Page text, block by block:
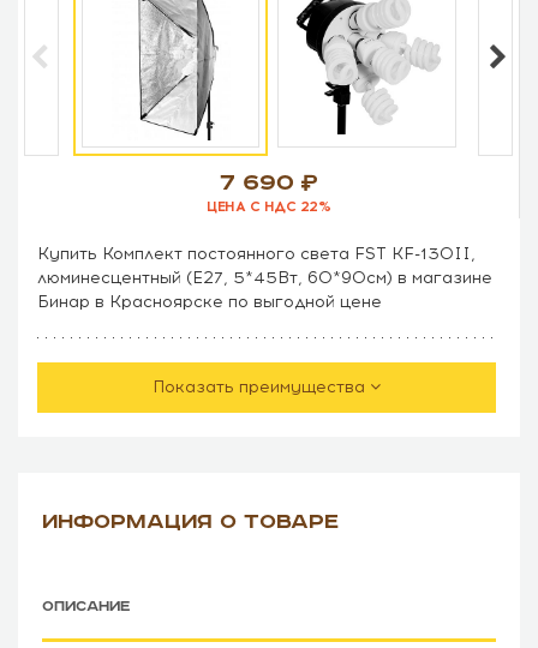
7 690
ЦЕНА С НДС 22%
Купить Комплект постоянного света FST KF-130II,
люминесцентный (E27, 5*45Вт, 60*90см) в магазине
Бинар в Красноярске по выгодной цене
Показать преимущества
ИНФОРМАЦИЯ О ТОВАРЕ
ОПИСАНИЕ